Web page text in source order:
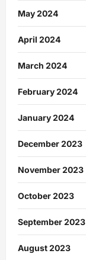
May 2024
April 2024
March 2024
February 2024
January 2024
December 2023
November 2023
October 2023
September 2023
August 2023